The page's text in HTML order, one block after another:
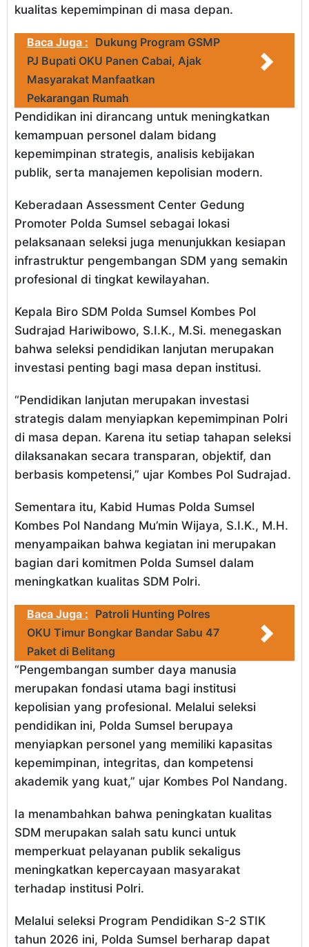
kualitas kepemimpinan di masa depan.
Baca Juga : Dukung Program GSMP
PJ Bupati OKU Panen Cabai, Ajak
Masyarakat Manfaatkan
Pekarangan Rumah
Pendidikan ini dirancang untuk meningkatkan
kemampuan personel dalam bidang
kepemimpinan strategis, analisis kebijakan
publik, serta manajemen kepolisian modern.
Keberadaan Assessment Center Gedung
Promoter Polda Sumsel sebagai lokasi
pelaksanaan seleksi juga menunjukkan kesiapan
infrastruktur pengembangan SDM yang semakin
profesional di tingkat kewilayahan.
Kepala Biro SDM Polda Sumsel Kombes Pol
Sudrajad Hariwibowo, S.I.K., M.Si. menegaskan
bahwa seleksi pendidikan lanjutan merupakan
investasi penting bagi masa depan institusi.
“Pendidikan lanjutan merupakan investasi
strategis dalam menyiapkan kepemimpinan Polri
di masa depan. Karena itu setiap tahapan seleksi
dilaksanakan secara transparan, objektif, dan
berbasis kompetensi,” ujar Kombes Pol Sudrajad.
Sementara itu, Kabid Humas Polda Sumsel
Kombes Pol Nandang Mu’min Wijaya, S.I.K., M.H.
menyampaikan bahwa kegiatan ini merupakan
bagian dari komitmen Polda Sumsel dalam
meningkatkan kualitas SDM Polri.
Baca Juga : Patroli Hunting Polres
OKU Timur Bongkar Bandar Sabu 47
Paket di Belitang
“Pengembangan sumber daya manusia
merupakan fondasi utama bagi institusi
kepolisian yang profesional. Melalui seleksi
pendidikan ini, Polda Sumsel berupaya
menyiapkan personel yang memiliki kapasitas
kepemimpinan, integritas, dan kompetensi
akademik yang kuat,” ujar Kombes Pol Nandang.
Ia menambahkan bahwa peningkatan kualitas
SDM merupakan salah satu kunci untuk
memperkuat pelayanan publik sekaligus
meningkatkan kepercayaan masyarakat
terhadap institusi Polri.
Melalui seleksi Program Pendidikan S-2 STIK
tahun 2026 ini, Polda Sumsel berharap dapat